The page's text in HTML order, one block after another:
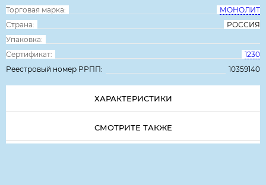
Торговая марка:
МОНОЛИТ
Страна:
РОССИЯ
Упаковка:
Сертификат:
1230
Реестровый номер РРПП:
10359140
ХАРАКТЕРИСТИКИ
СМОТРИТЕ ТАКЖЕ